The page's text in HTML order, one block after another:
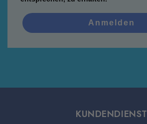
Anmelden
KUNDENDIENST